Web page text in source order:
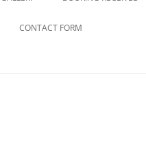
CONTACT FORM